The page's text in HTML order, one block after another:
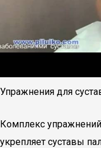
Упражнения для
Комплекс
укрепляет суставы